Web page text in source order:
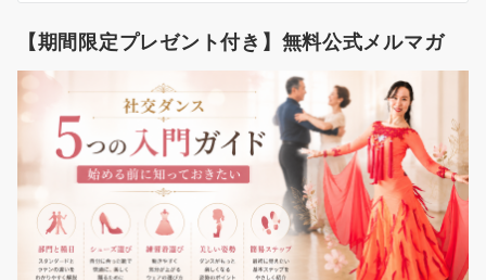
ン
【期間限定プレゼント付き】無料公式メルマガ